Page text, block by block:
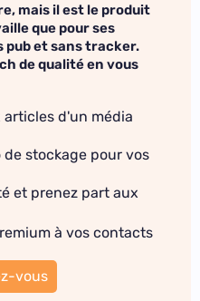
mais il est le produit
que pour ses
pub et sans tracker.
de qualité en vous
d'un média
de stockage pour vos
et prenez part aux
à vos contacts
vous